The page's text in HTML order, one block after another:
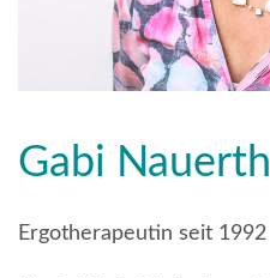
Gabi Nauerth
Ergotherapeutin seit 1992